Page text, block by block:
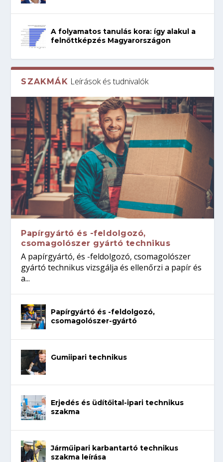
A folyamatos tanulás kora: így alakul a
felnőttképzés Magyarországon
SZAKMÁK Leírások és tudnivalók
Papírgyártó és -feldolgozó,
csomagolószer gyártó technikus
A papírgyártó, és -feldolgozó, csomagolószer
gyártó technikus vizsgálja és ellenőrzi a papír és
a...
Papírgyártó és -feldolgozó,
csomagolószer-gyártó
Gumiipari technikus
Erjedés és üdítőital-ipari technikus
szakma
Járműipari karbantartó technikus
szakma leírása